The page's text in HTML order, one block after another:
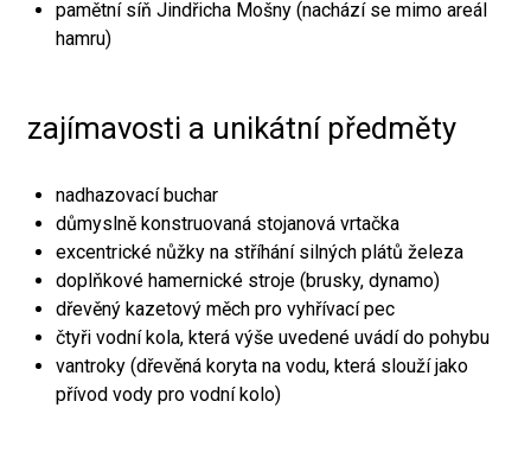
pamětní síň Jindřicha Mošny (nachází se mimo areál
hamru)
zajímavosti a unikátní předměty
nadhazovací buchar
důmyslně konstruovaná stojanová vrtačka
excentrické nůžky na stříhání silných plátů železa
doplňkové hamernické stroje (brusky, dynamo)
dřevěný kazetový měch pro vyhřívací pec
čtyři vodní kola, která výše uvedené uvádí do pohybu
vantroky (dřevěná koryta na vodu, která slouží jako
přívod vody pro vodní kolo)